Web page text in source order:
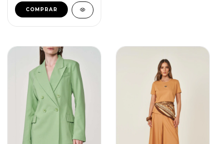
COMPRAR